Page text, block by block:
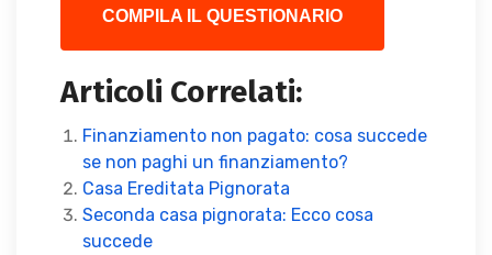
COMPILA IL QUESTIONARIO
Articoli Correlati:
Finanziamento non pagato: cosa succede
se non paghi un finanziamento?
Casa Ereditata Pignorata
Seconda casa pignorata: Ecco cosa
succede